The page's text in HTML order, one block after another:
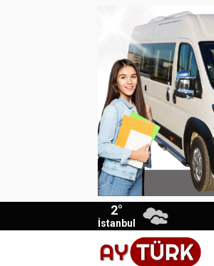
2°
İstanbul